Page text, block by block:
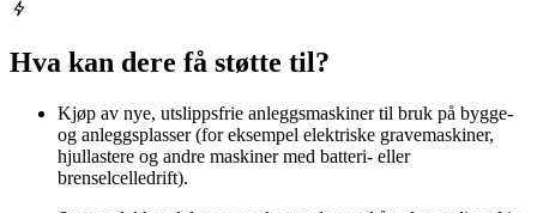
Hva kan dere få støtte til?
Kjøp av nye, utslippsfrie anleggsmaskiner til bruk på bygge-
og anleggsplasser (for eksempel elektriske gravemaskiner,
hjullastere og andre maskiner med batteri- eller
brenselcelledrift).